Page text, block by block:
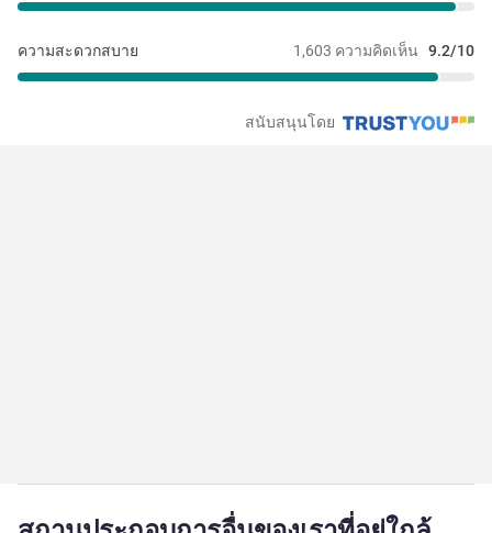
1,603 ความคิดเห็น 9.2/10
ความสะดวกสบาย
สนับสนุนโดย